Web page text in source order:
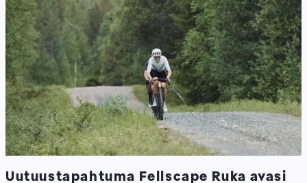
Uutuustapahtuma Fellscape Ruka avasi